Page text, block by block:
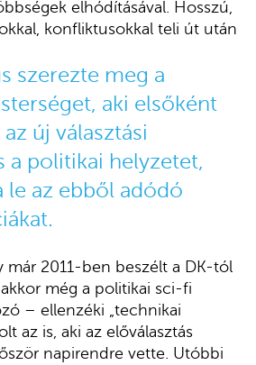
elhódításával. Hosszú,
konfliktusokkal teli út után
szerezte meg a
aki elsőként
új választási
a politikai helyzetet,
le az ebből adódó
már 2011-ben beszélt a DK-tól
még a politikai sci-fi
– ellenzéki „technikai
az is, aki az előválasztás
napirendre vette. Utóbbi